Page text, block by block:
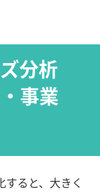
分析
事業
ると、大きく